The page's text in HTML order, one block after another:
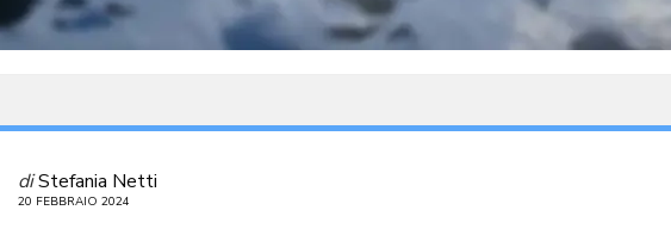
diStefania Netti
20 FEBBRAIO 2024